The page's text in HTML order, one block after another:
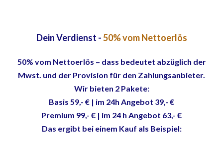
Dein Verdienst -50% vom Nettoerlös
50% vom Nettoerlös – dass bedeutet abzüglich der
Mwst. und der Provision für den Zahlungsanbieter.
Wir bieten 2 Pakete:
Basis 59,- € | im 24h Angebot 39,- €
Premium 99,- € | im 24 h Angebot 63,- €
Das ergibt bei einem Kauf als Beispiel: